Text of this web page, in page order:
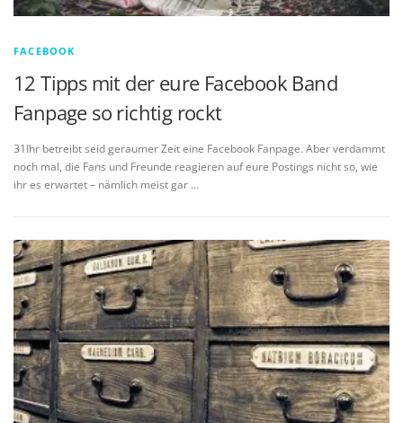
FACEBOOK
12 Tipps mit der eure Facebook Band
Fanpage so richtig rockt
31Ihr betreibt seid geraumer Zeit eine Facebook Fanpage. Aber verdammt
noch mal, die Fans und Freunde reagieren auf eure Postings nicht so, wie
ihr es erwartet – nämlich meist gar …